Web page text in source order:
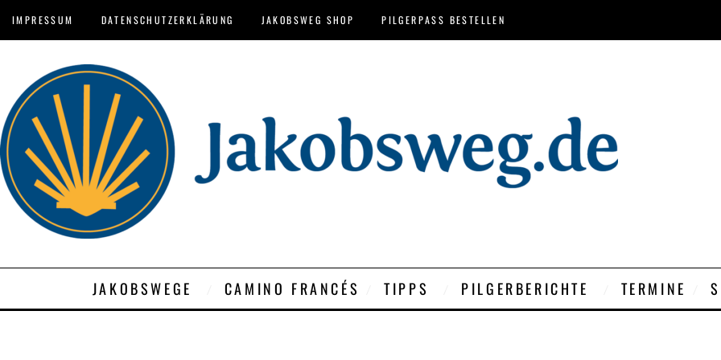
IMPRESSUM DATENSCHUTZERKLÄRUNG JAKOBSWEG SHOP PILGERPASS BESTELLEN
JAKOBSWEGE CAMINO FRANCÉS TIPPS PILGERBERICHTE TERMINE